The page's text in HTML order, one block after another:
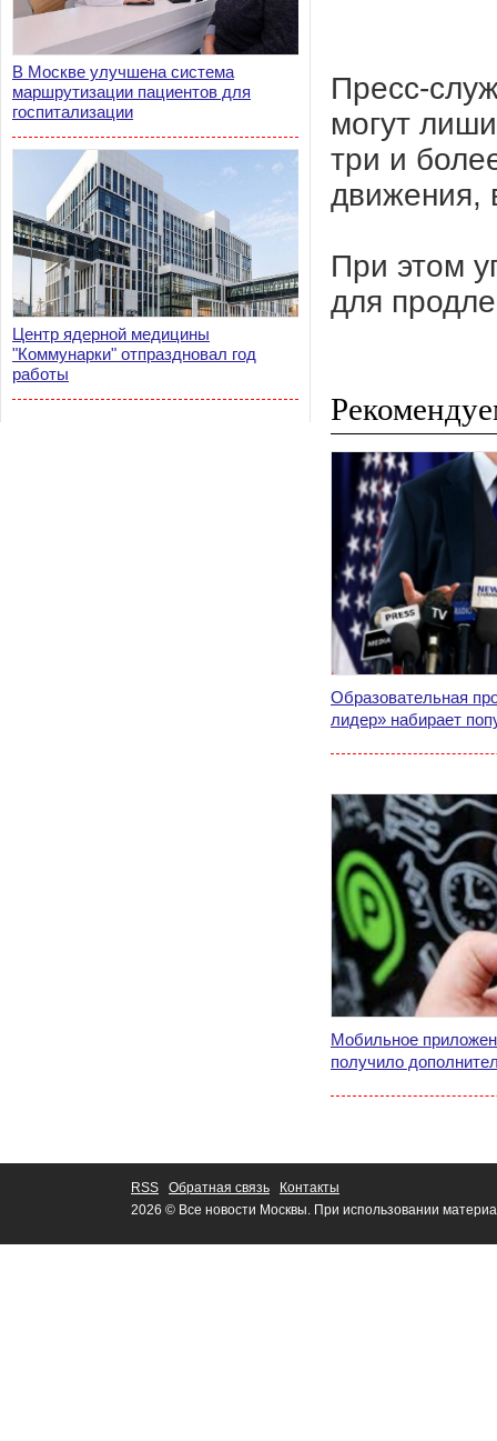
В Москве улучшена система
маршрутизации пациентов для
госпитализации
Центр ядерной медицины
"Коммунарки" отпраздновал год
работы
Пресс-
могут
три и
движения,
При этом
для
Образовательная
лидер» набирает
Мобильное
получило
RSS Обратная связь
Контакты
2026 © Все новости Москвы. При использовании